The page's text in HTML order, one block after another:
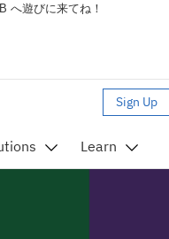
へ遊びに来てね！